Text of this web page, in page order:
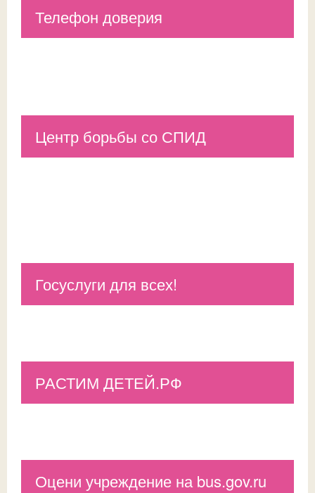
Телефон доверия
Центр борьбы со СПИД
Госуслуги для всех!
РАСТИМ ДЕТЕЙ.РФ
Оцени учреждение на bus.gov.ru